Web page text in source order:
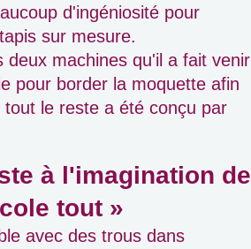
d'ingéniosité pour
sur mesure.
machines qu'il a fait venir
pour border la moquette afin
le reste a été conçu par
à l'imagination de
tout »
avec des trous dans